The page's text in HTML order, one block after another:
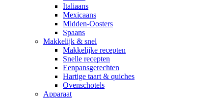
Italiaans
Mexicaans
Midden-Oosters
Spaans
Makkelijk & snel
Makkelijke recepten
Snelle recepten
Eenpansgerechten
Hartige taart & quiches
Ovenschotels
Apparaat